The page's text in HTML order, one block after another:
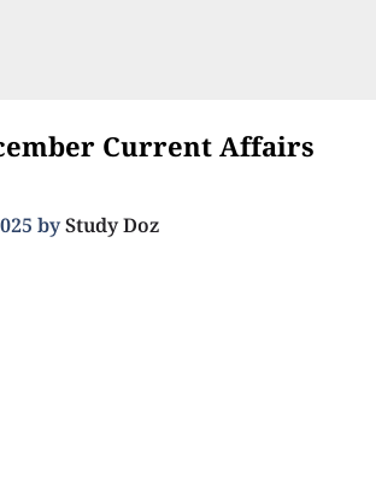
Current Affairs
byStudy Doz